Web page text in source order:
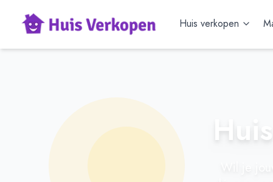
Huis verkopen